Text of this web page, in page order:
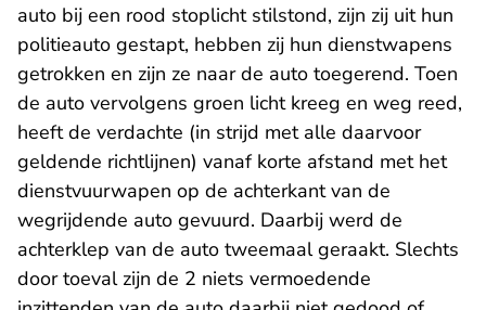
auto bij een rood stoplicht stilstond, zijn zij uit hun
politieauto gestapt, hebben zij hun dienstwapens
getrokken en zijn ze naar de auto toegerend. Toen
de auto vervolgens groen licht kreeg en weg reed,
heeft de verdachte (in strijd met alle daarvoor
geldende richtlijnen) vanaf korte afstand met het
dienstvuurwapen op de achterkant van de
wegrijdende auto gevuurd. Daarbij werd de
achterklep van de auto tweemaal geraakt. Slechts
door toeval zijn de 2 niets vermoedende